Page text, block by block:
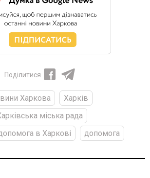
Поділитися
Харкова
Харків
міська рада
в Харкові
допомога